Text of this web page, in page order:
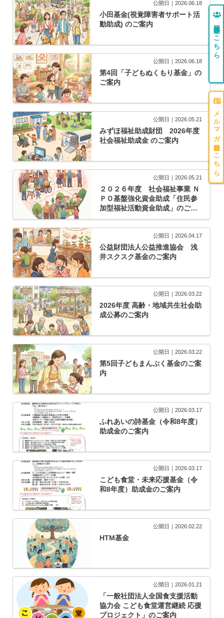
公開日｜2026.06.18
小田基金(視覚障害者サポート活
動助成) のご案内
公開日｜2026.06.18
第4回「子どもぬくもり基金」の
ご案内
公開日｜2026.05.21
みずほ福祉助成財団 2026年度
社会福祉助成金 のご案内
公開日｜2026.05.21
２０２６年度 社会福祉事業 Ｎ
ＰＯ基盤強化資金助成「住民参
加型福祉活動資金助成」のご案
内
公開日｜2026.04.17
公益財団法人公益推進協会 浅
井スクスク基金のご案内
公開日｜2026.03.22
2026年度 高齢・地域共生社会助
成公募のご案内
公開日｜2026.03.22
第5回子どもまんぷく基金のご案
内
公開日｜2026.03.17
ふれあいの詩基金（令和8年度）
助成金のご案内
公開日｜2026.03.17
こども食堂・未来応援基金（令
和8年度）助成金のご案内
公開日｜2026.02.22
HTM基金
公開日｜2026.01.21
「一般社団法人全国食支援活動
協力会 こども食堂運営継続 応援
プロジェクト」のご案内
団体登録はこちら
メルマガ登録はこちら